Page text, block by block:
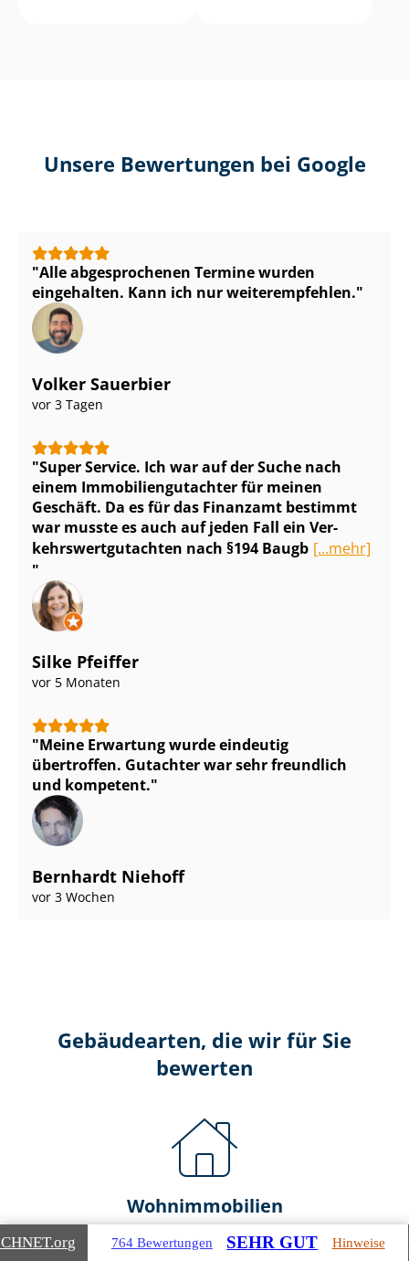
Unsere Bewertungen bei Google
Alle abgesprochenen Termine wurden
eingehalten. Kann ich nur weiterempfehlen.
Volker Sauerbier
vor 3 Tagen
Super Service. Ich war auf der Suche nach
einem Im­mo­bi­li­en­gut­ach­ter für meinen
Geschäft. Da es für das Finanzamt bestimmt
war musste es auch auf jeden Fall ein Ver­
kehrs­wert­gut­ach­ten nach §194 Baugb [...mehr]
Silke Pfeiffer
vor 5 Monaten
Meine Erwartung wurde eindeutig
übertroffen. Gutachter war sehr freundlich
und kompetent.
Bernhardt Niehoff
vor 3 Wochen
Gebäudearten, die wir für Sie
bewerten
Wohnimmobilien
Ein- und Zwei­fa­mi­li­en­häu­ser
.org 764 Bewertungen SEHR GUT Hinweise